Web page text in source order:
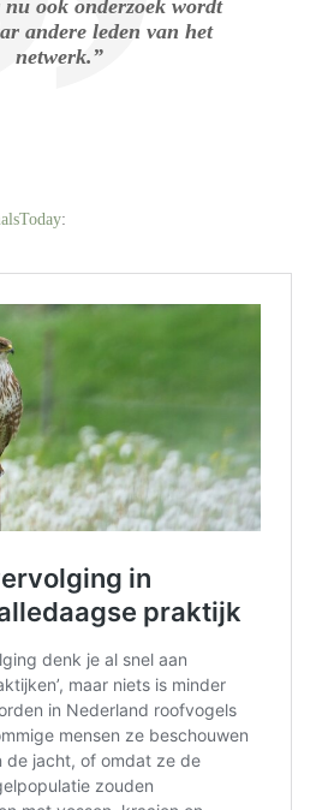
ook onderzoek wordt
andere leden van het
netwerk.”
: